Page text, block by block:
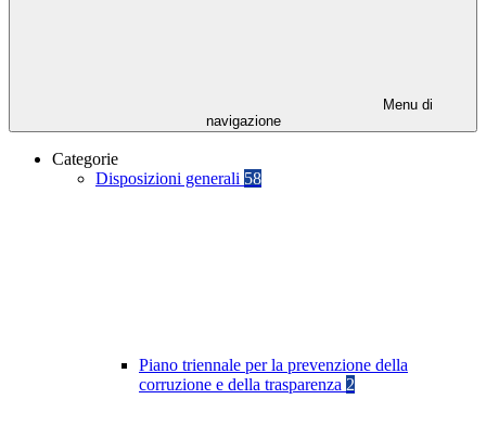
Menu di
navigazione
Categorie
Disposizioni generali 58
Piano triennale per la prevenzione della
corruzione e della trasparenza 2